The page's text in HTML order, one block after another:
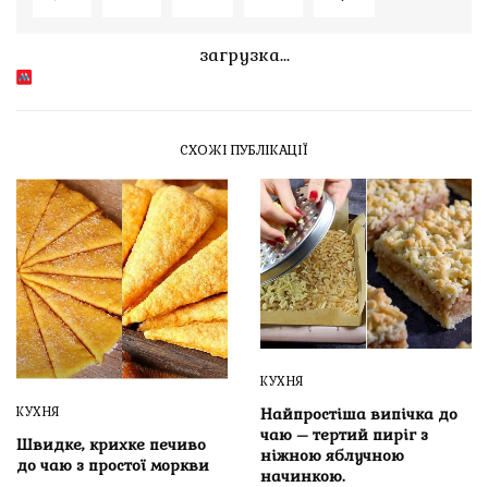
загрузка...
СХОЖІ ПУБЛІКАЦІЇ
КУХНЯ
Швидке, крихке печиво
до чаю з простої моркви
КУХНЯ
Найпростіша випічка до
чаю – тертий пиріг з
ніжною яблучною
начинкою.